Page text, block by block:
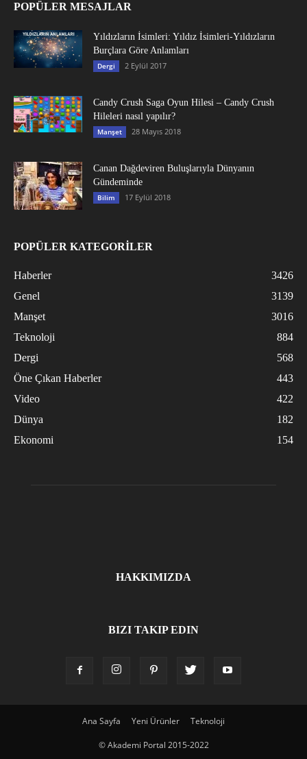
POPÜLER MESAJLAR
Yıldızların İsimleri: Yıldız İsimleri-Yıldızların
Burçlara Göre Anlamları
Dergi 2 Eylül 2017
Candy Crush Saga Oyun Hilesi – Candy Crush
Hileleri nasıl yapılır?
Manşet 28 Mayıs 2018
Canan Dağdeviren Buluşlarıyla Dünyanın
Gündeminde
Bilim 17 Eylül 2018
POPÜLER KATEGORİLER
Haberler
3426
Genel
3139
Manşet
3016
Teknoloji
884
Dergi
568
Öne Çıkan Haberler
443
Video
422
Dünya
182
Ekonomi
154
HAKKIMIZDA
BIZI TAKIP EDIN
Ana Sayfa Yeni Ürünler Teknoloji
© Akademi Portal 2015-2022